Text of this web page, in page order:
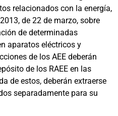
relacionados con la energía,
de 22 de marzo, sobre
de determinadas
aparatos eléctricos y
de los AEE deberán
de los RAEE en las
de estos, deberán extraerse
separadamente para su